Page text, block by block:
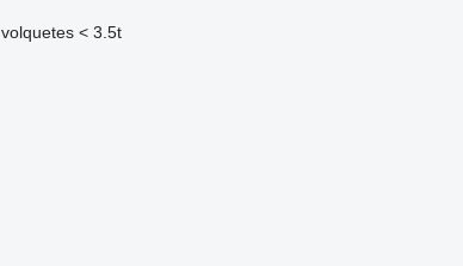
volquetes < 3.5t